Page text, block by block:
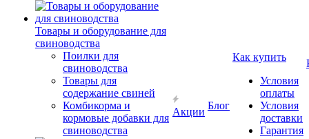
Товары и оборудование для
свиноводства
Поилки для
свиноводства
Товары для
содержание свиней
Комбикорма и
кормовые добавки для
свиноводства
Акции
Блог
Как купить
Условия
оплаты
Условия
доставки
Гарантия